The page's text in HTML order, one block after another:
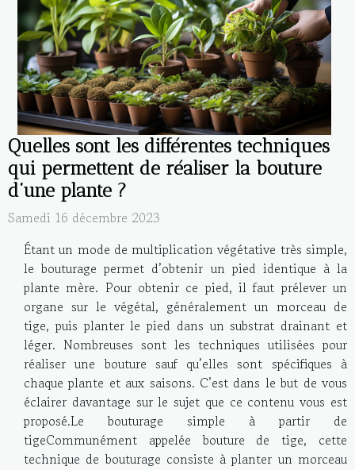
Quelles sont les différentes techniques
qui permettent de réaliser la bouture
d’une plante ?
Samedi 16 décembre 2023
Étant un mode de multiplication végétative très simple,
le bouturage permet d’obtenir un pied identique à la
plante mère. Pour obtenir ce pied, il faut prélever un
organe sur le végétal, généralement un morceau de
tige, puis planter le pied dans un substrat drainant et
léger. Nombreuses sont les techniques utilisées pour
réaliser une bouture sauf qu’elles sont spécifiques à
chaque plante et aux saisons. C’est dans le but de vous
éclairer davantage sur le sujet que ce contenu vous est
proposé.Le bouturage simple à partir de
tigeCommunément appelée bouture de tige, cette
technique de bouturage consiste à planter un morceau